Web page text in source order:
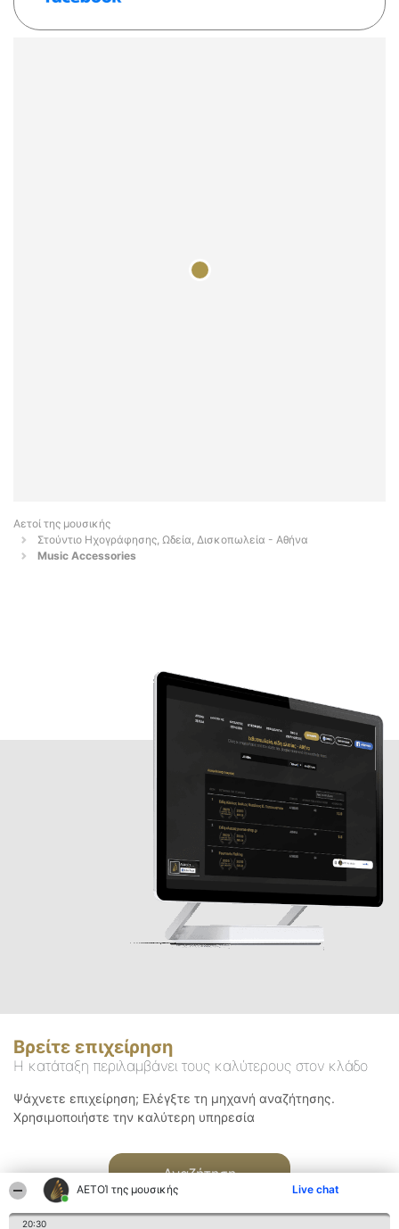
ΑΕΤΟΊ της μουσικής Live chat
20:30
Αετοί της μουσικής
Στούντιο Ηχογράφησης, Ωδεία, Δισκοπωλεία - Αθήνα
Music Accessories
Βρείτε επιχείρηση
Η κατάταξη περιλαμβάνει τους καλύτερους στον κλάδο
Ψάχνετε επιχείρηση; Ελέγξτε τη μηχανή αναζήτησης.
Χρησιμοποιήστε την καλύτερη υπηρεσία
Αναζήτηση